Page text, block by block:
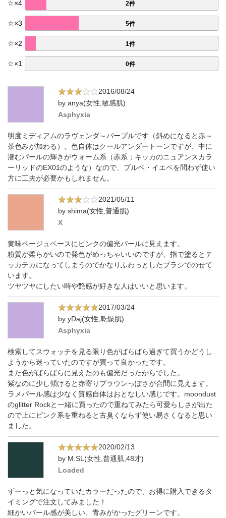
☆×4 2件
☆×3 5件
☆×2 1件
☆×1 0件
2016/08/24
by anya(女性,敏感肌)
Asphyxia
明度ミディアムのラヴェンダ～パープルです（斜めになると赤～
茶色みが加わる）。色自体はクールアンダートーンですが、中に
潜むパールの輝きがウォーム系（赤系；キッカのニュアンスカラ
ーリッドのEX01のような）なので、ブルベ・イエベを問わず使い
方に工夫が必要かもしれません。
2021/05/11
by shima(女性,普通肌)
X
黄味ベージュベースにピンクの偏光パールに見えます。
粉質が柔らかいので発色がめっちゃいいのですが、指で塗るとテ
ッカテカになってしまうのでかなりふわっとしたブラシでのせて
います。
ツヤツヤにしたい時や艶感が好きな人はいいと思います。
2017/03/24
by yDaj(女性,乾燥肌)
Asphyxia
検索してスウォッチを見る限り色がばらばら過ぎて買うかどうし
ようから迷っていたのですが買って良かったです。
また色がばらばらに見えたのも偏光だったからでした。
紫なのに少し傾けると赤寄りブラウンっぽさが合間に見えます。
ラメパール感は少なく質感自体はおとなしい感じです。moondust
のglitter Rockと一緒に買ったので重ねてみたら可愛らしさが出た
ので上にピンク系を重ねると古臭くならず使い易さくなると思い
ました。
2020/02/13
by M.SL(女性,普通肌,48才)
Loaded
ずーっと気になっていたカラーだったので、お得に購入できるタ
イミングで注文してみました！
細かいパール感が美しい、青みがかったグリーンです。